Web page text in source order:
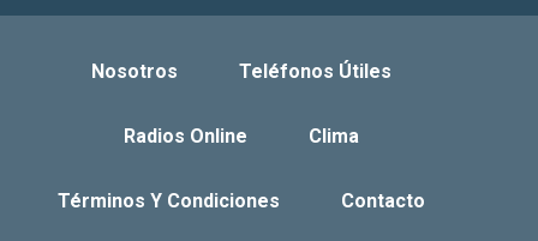
Nosotros Teléfonos Útiles
Radios Online Clima
Términos Y Condiciones Contacto